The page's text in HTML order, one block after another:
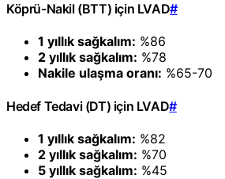
Köprü-Nakil (BTT) için LVAD#
1 yıllık sağkalım: %86
2 yıllık sağkalım: %78
Nakile ulaşma oranı: %65-70
Hedef Tedavi (DT) için LVAD#
1 yıllık sağkalım: %82
2 yıllık sağkalım: %70
5 yıllık sağkalım: %45